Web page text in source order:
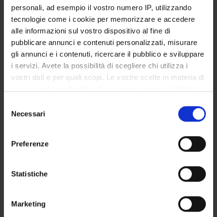
personali, ad esempio il vostro numero IP, utilizzando
tecnologie come i cookie per memorizzare e accedere
alle informazioni sul vostro dispositivo al fine di
pubblicare annunci e contenuti personalizzati, misurare
gli annunci e i contenuti, ricercare il pubblico e sviluppare
i servizi. Avete la possibilità di scegliere chi utilizza i
vostri dati e per quali scopi. Le vostre scelte in materia di
modificare o revocare il proprio consenso in qualsiasi
momento dalla Dichiarazione sui cookie o facendo clic
raccogliere informazioni sulla tua posizione
geografica, con un'approssimazione di qualche
Identificare il tuo dispositivo, scansionandolo
delNecessari
Preferenze
Statistiche
Marketing
Roberto Leone
Incaricato alla ricerca
Giovanna Stoppa
SEZIONI
Farmacologia
AREE DI RICERCA